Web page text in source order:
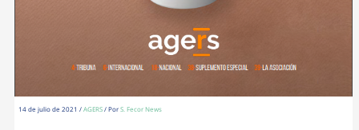
14 de julio de 2021 /AGERS/ PorS. Fecor News